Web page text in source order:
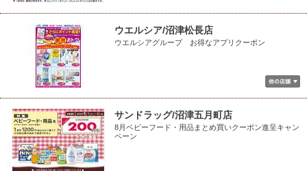
ウエルシア/沼津松長店
ウエルシアグループ お得なアプリクーポン
サンドラッグ/沼津五月町店
8月ベビーフード・用品まとめ買いクーポン進呈キャン
ペーン